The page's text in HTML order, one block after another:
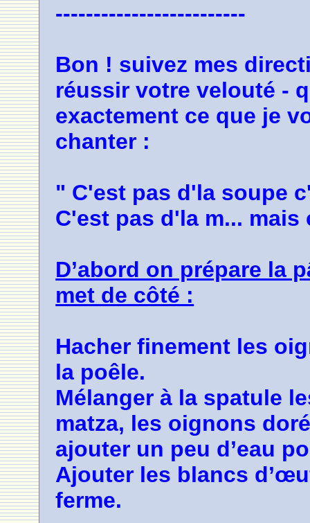
-------------------------
Bon ! suivez mes
réussir votre velouté -
exactement ce que je
chanter :
" C'est pas d'la soupe
C'est pas d'la m... mais
D’abord on prépare la
met de côté :
Hacher finement les
la poêle.
Mélanger à la spatule
matza, les oignons
ajouter un peu d’eau
Ajouter les blancs
ferme.